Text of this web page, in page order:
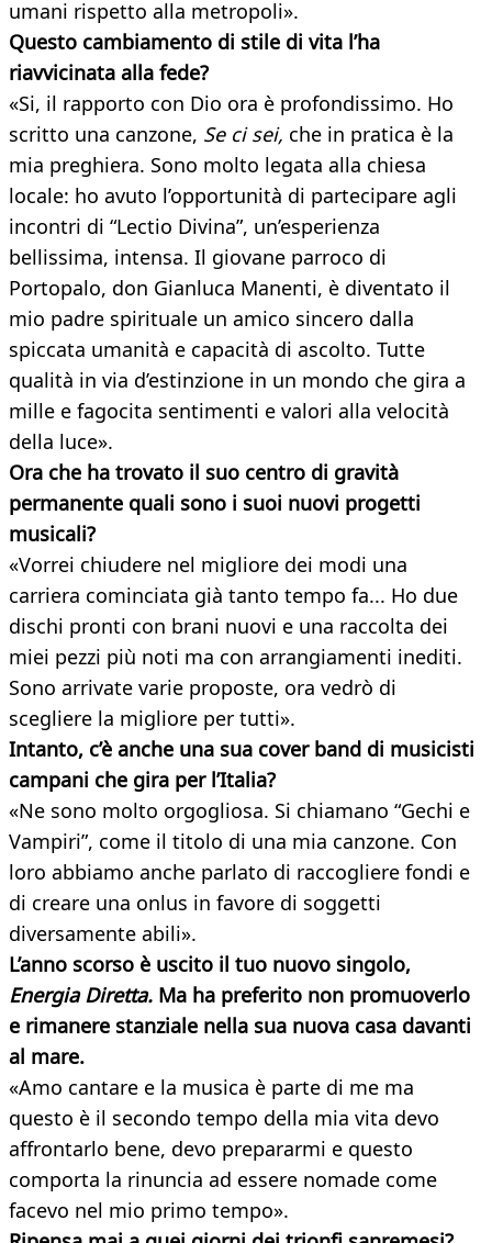
umani rispetto alla metropoli».
Questo cambiamento di stile di vita l’ha
riavvicinata alla fede?
«Si, il rapporto con Dio ora è profondissimo. Ho
scritto una canzone, Se ci sei, che in pratica è la
mia preghiera. Sono molto legata alla chiesa
locale: ho avuto l’opportunità di partecipare agli
incontri di “Lectio Divina”, un’esperienza
bellissima, intensa. Il giovane parroco di
Portopalo, don Gianluca Manenti, è diventato il
mio padre spirituale un amico sincero dalla
spiccata umanità e capacità di ascolto. Tutte
qualità in via d’estinzione in un mondo che gira a
mille e fagocita sentimenti e valori alla velocità
della luce».
Ora che ha trovato il suo centro di gravità
permanente quali sono i suoi nuovi progetti
musicali?
«Vorrei chiudere nel migliore dei modi una
carriera cominciata già tanto tempo fa... Ho due
dischi pronti con brani nuovi e una raccolta dei
miei pezzi più noti ma con arrangiamenti inediti.
Sono arrivate varie proposte, ora vedrò di
scegliere la migliore per tutti».
Intanto, c’è anche una sua cover band di musicisti
campani che gira per l’Italia?
«Ne sono molto orgogliosa. Si chiamano “Gechi e
Vampiri”, come il titolo di una mia canzone. Con
loro abbiamo anche parlato di raccogliere fondi e
di creare una onlus in favore di soggetti
diversamente abili».
L’anno scorso è uscito il tuo nuovo singolo,
Energia Diretta. Ma ha preferito non promuoverlo
e rimanere stanziale nella sua nuova casa davanti
al mare.
«Amo cantare e la musica è parte di me ma
questo è il secondo tempo della mia vita devo
affrontarlo bene, devo prepararmi e questo
comporta la rinuncia ad essere nomade come
facevo nel mio primo tempo».